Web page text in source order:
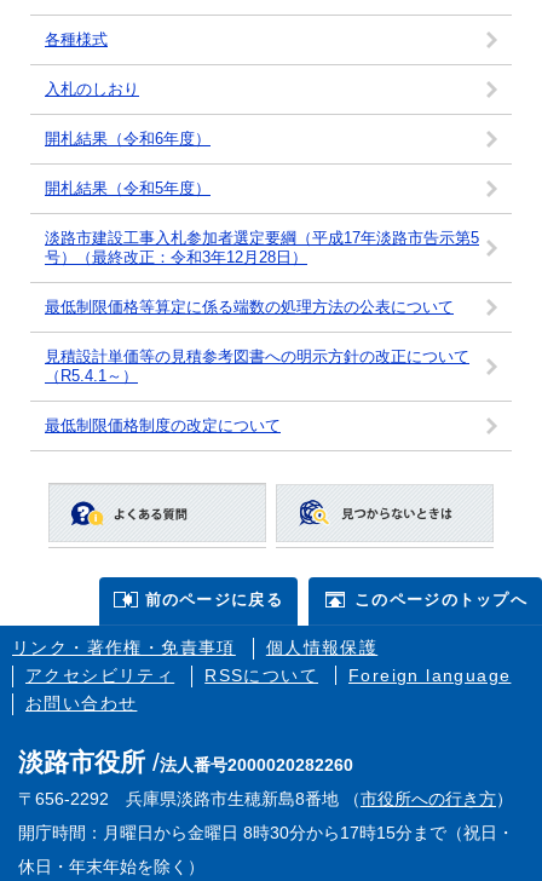
各種様式
入札のしおり
開札結果（令和6年度）
開札結果（令和5年度）
淡路市建設工事入札参加者選定要綱（平成17年淡路市告示第5
号）（最終改正：令和3年12月28日）
最低制限価格等算定に係る端数の処理方法の公表について
見積設計単価等の見積参考図書への明示方針の改正について
（R5.4.1～）
最低制限価格制度の改定について
前のページに戻る このページのトップへ
リンク・著作権・免責事項
個人情報保護
アクセシビリティ
RSSについて
Foreign language
お問い合わせ
淡路市役所
法人番号2000020282260
〒656-2292 兵庫県淡路市生穂新島8番地 （市役所への行き方）
開庁時間：月曜日から金曜日 8時30分から17時15分まで（祝日・
休日・年末年始を除く）